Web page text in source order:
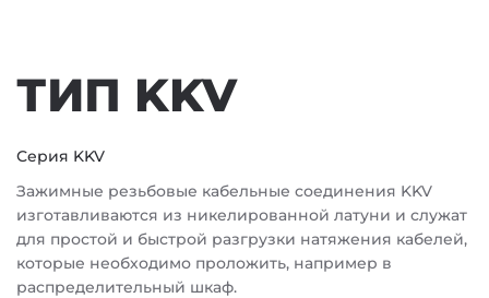
ТИП KKV
Серия KKV
Зажимные резьбовые кабельные соединения KKV
изготавливаются из никелированной латуни и служат
для простой и быстрой разгрузки натяжения кабелей,
которые необходимо проложить, например в
распределительный шкаф.